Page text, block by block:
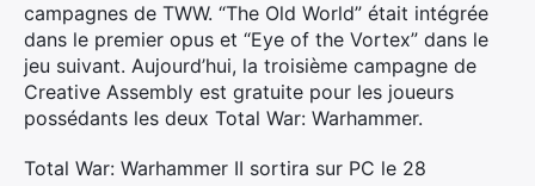
campagnes de TWW. “The Old World” était intégrée
dans le premier opus et “Eye of the Vortex” dans le
jeu suivant. Aujourd’hui, la troisième campagne de
Creative Assembly est gratuite pour les joueurs
possédants les deux Total War: Warhammer.
Total War: Warhammer II sortira sur PC le 28
×
Rechercher